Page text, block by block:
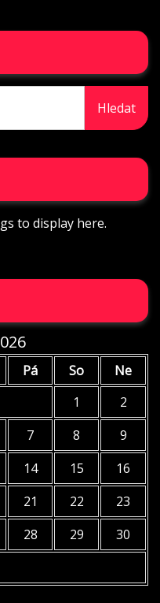
to display here.
Pá So
Ne
1
2
7 8
9
14 15
16
21 22
23
28 29
30